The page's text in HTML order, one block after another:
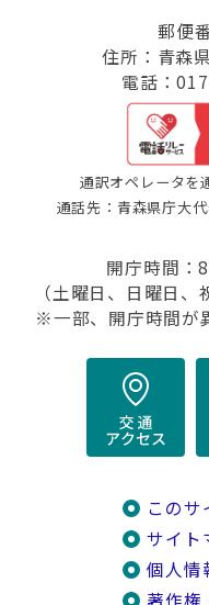
郵便
住所：青森
電話：
通訳オペレータを
通話先：青森県庁大
開庁時間：
（土曜日、日曜日
※一部、開庁時間が
このサ
サイト
個人情